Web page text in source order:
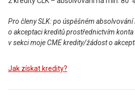
Pro členy SLK: po úspěšném
o akceptaci kreditů prostřednictvím konta
v sekci moje CME kredity/žádost o
Jak získat kredity?